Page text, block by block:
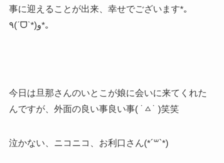
事に迎えることが出来、幸せでございます*｡
٩(ˊᗜˋ*)و*｡
今日は旦那さんのいとこが娘に会いに来てくれた
んですが、外面の良い事良い事( ˙ㅿ˙ )笑笑
泣かない、ニコニコ、お利口さん(*´꒳`*)